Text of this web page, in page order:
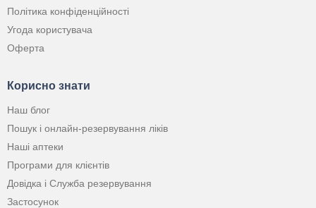
Політика конфіденційності
Угода користувача
Оферта
Корисно знати
Наш блог
Пошук і онлайн-резервування ліків
Наші аптеки
Програми для клієнтів
Довідка і Служба резервування
Застосунок